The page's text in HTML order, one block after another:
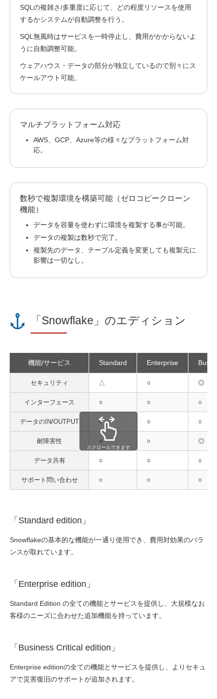
SQLの複雑さ/多重度に応じて、どの程度リソースを使用
するかシステムが自動調整を行う。
SQL無風時はサービスを一時停止し、費用がかからないよ
うに自動調整可能。
ウェアハウス・データの部分が独立しているので別々にス
ケールアウト可能。
マルチプラットフォーム対応
AWS、GCP、Azure等の様々なプラットフォーム対
応。
数秒で複製環境を構築可能（ゼロコピークローン
機能）
データを容量を使わずに環境を複製する事が可能。
データの複製は数秒で完了。
複製先のデータ、テーブル定義を変更しても複製元に
影響は一切なし。
「Snowflake」のエディション
機能/サービス Standard Enterprise
セキュリティ △ ○ ◎
インターフェース ○ ○ ○
データのIN/OUTPUT ○ ○ ○
耐障害性 ○ ○ ◎
データ共有 ○ ○ ○
サポート問い合わせ ○ ○ ○
スクロールできます
「Standard edition」
Snowflakeの基本的な機能が一通り使用でき、費用対効果のバラ
ンスが取れています。
「Enterprise edition」
Standard Edition の全ての機能とサービスを提供し、大規模なお
客様のニーズに合わせた追加機能を持っています。
「Business Critical edition」
Enterprise editionの全ての機能とサービスを提供し、よりセキュ
アで災害復旧のサポートが追加されます。